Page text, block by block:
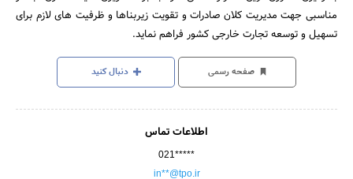
مناسبی جهت مدیریت کلان صادرات و تقویت زیربناها و ظرفیت های لازم برای
تسهیل و توسعه تجارت خارجی کشور فراهم نماید.
صفحه رسمی دنبال کنید
اطلاعات تماس
021*****
in**@tpo.ir